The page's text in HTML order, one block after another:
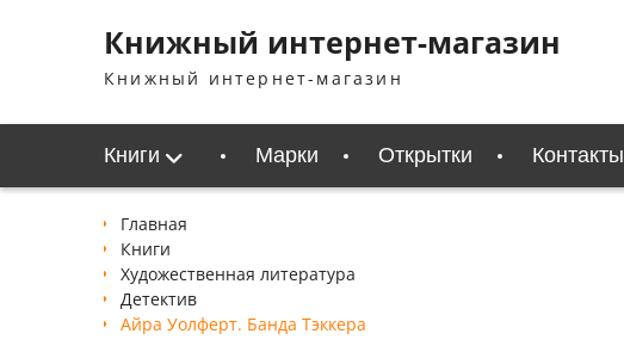
содержимомуКнижный интернет-магазин
Книжный интернет-магазин
Книги Марки Открытки Контакты
Главная
Книги
Xудожественная литература
Детектив
Айра Уолферт. Банда Тэккера